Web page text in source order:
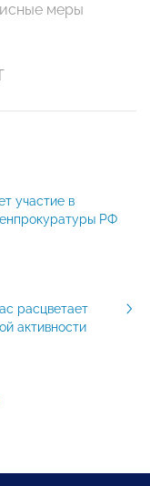
меры
участие в
РФ
расцветает
активности